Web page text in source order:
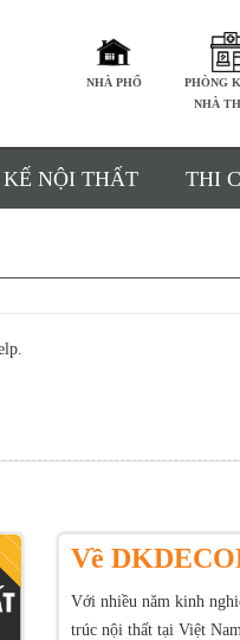
NHÀ PHỐ
PHÒNG
NHÀ
NỘI THẤT THI
Về
Với nhiều năm kinh
trúc nội thất tại Việt